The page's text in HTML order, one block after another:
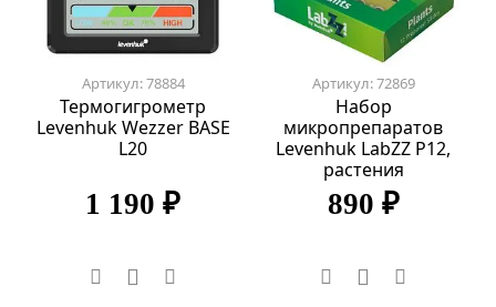
Артикул: 78884
Термогигрометр
Levenhuk Wezzer BASE
L20
1 190 ₽
Артикул: 72869
Набор
микропрепаратов
Levenhuk LabZZ P12,
растения
890 ₽